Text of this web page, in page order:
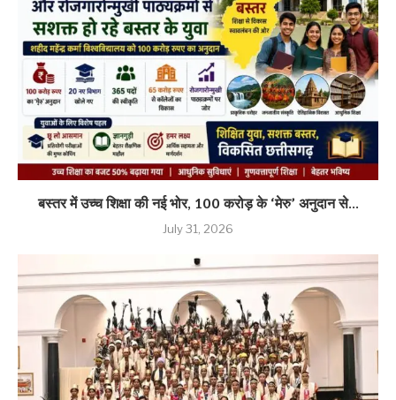
बस्तर में उच्च शिक्षा की नई भोर, 100 करोड़ के ‘मेरु’ अनुदान से...
July 31, 2026